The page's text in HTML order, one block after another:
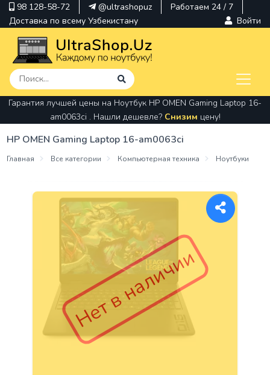
98 128-58-72 @ultrashopuz
Работаем 24 / 7
Доставка по всему Узбекистану
Войти
pavilion
kindle
envy
thinkpad
Гарантия лучшей цены на Ноутбук HP OMEN Gaming Laptop 16-
am0063ci . Нашли дешевле? Снизим цену!
HP OMEN Gaming Laptop 16-am0063ci
Главная Все категории Компьютерная техника Ноутбуки
Нет в наличии